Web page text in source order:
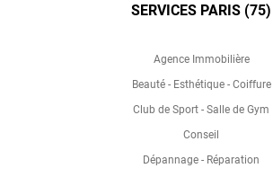
SERVICES PARIS (75)
Agence Immobilière
Beauté - Esthétique - Coiffure
Club de Sport - Salle de Gym
Conseil
Dépannage - Réparation